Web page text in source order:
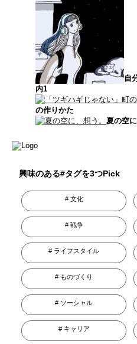
自
内1
の作りかた
夏の空に
興味のある#タグを3つPick
文化
戦争
ライフスタイル
ものづくり
ソーシャル
キャリア